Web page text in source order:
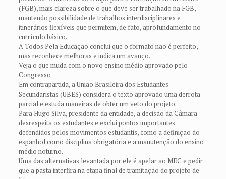
(FGB), mais clareza sobre o que deve ser trabalhado na FGB,
mantendo possibilidade de trabalhos interdisciplinares e
itinerários flexíveis que permitem, de fato, aprofundamento no
currículo básico.
A Todos Pela Educação conclui que o formato não é perfeito,
mas reconhece melhoras e indica um avanço.
Veja o que muda com o novo ensino médio aprovado pelo
Congresso
Em contrapartida, a União Brasileira dos Estudantes
Secundaristas (UBES) considera o texto aprovado uma derrota
parcial e estuda maneiras de obter um veto do projeto.
Para Hugo Silva, presidente da entidade, a decisão da Câmara
desrespeita os estudantes e exclui pontos importantes
defendidos pelos movimentos estudantis, como a definição do
espanhol como disciplina obrigatória e a manutenção do ensino
médio noturno.
Uma das alternativas levantada por ele é apelar ao MEC e pedir
que a pasta interfira na etapa final de tramitação do projeto de